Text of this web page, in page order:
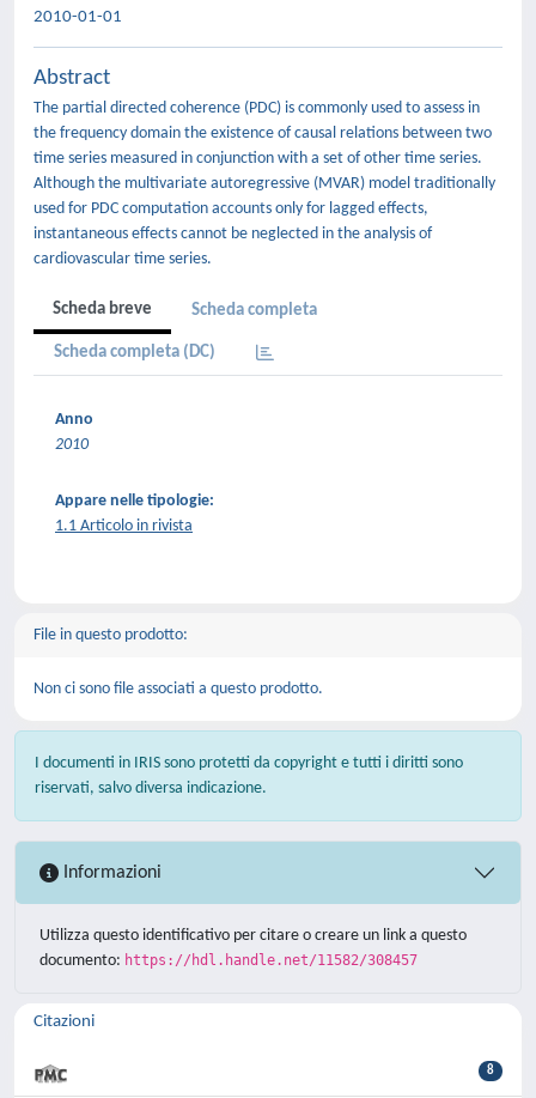
2010-01-01
Abstract
The partial directed coherence (PDC) is commonly used to assess in
the frequency domain the existence of causal relations between two
time series measured in conjunction with a set of other time series.
Although the multivariate autoregressive (MVAR) model traditionally
used for PDC computation accounts only for lagged effects,
instantaneous effects cannot be neglected in the analysis of
cardiovascular time series.
Scheda breve Scheda completa
Scheda completa (DC)
Anno
2010
Appare nelle tipologie:
1.1 Articolo in rivista
File in questo prodotto:
Non ci sono file associati a questo prodotto.
I documenti in IRIS sono protetti da copyright e tutti i diritti sono
riservati, salvo diversa indicazione.
Informazioni
Utilizza questo identificativo per citare o creare un link a questo
documento: https://hdl.handle.net/11582/308457
Citazioni
8